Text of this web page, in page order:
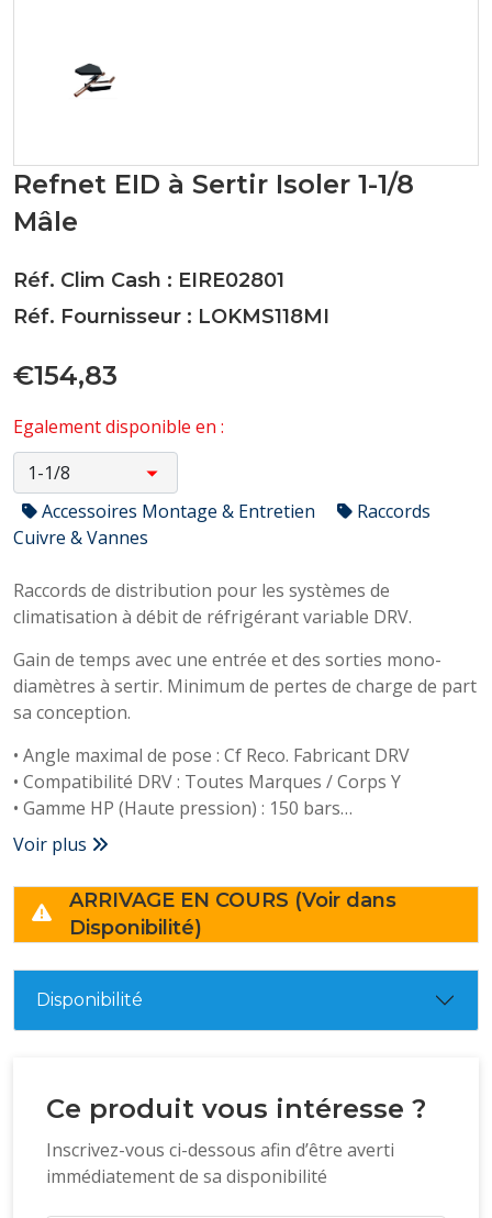
Refnet EID à Sertir Isoler 1-1/8
Mâle
Réf. Clim Cash : EIRE02801
Réf. Fournisseur : LOKMS118MI
€154,83
Egalement disponible en :
Accessoires Montage & Entretien
Raccords
Cuivre & Vannes
Raccords de distribution pour les systèmes de
climatisation à débit de réfrigérant variable DRV.
Gain de temps avec une entrée et des sorties mono-
diamètres à sertir. Minimum de pertes de charge de part
sa conception.
• Angle maximal de pose : Cf Reco. Fabricant DRV
• Compatibilité DRV : Toutes Marques / Corps Y
• Gamme HP (Haute pression) : 150 bars
• Cuivre mâle à sertir : Oui
• Double Coque Isolante : M1 13mm 116°C
• Entrées et sorties multi-diamètres Non (mono Ø)
Voir plus
ARRIVAGE EN COURS (Voir dans
Disponibilité)
Disponibilité
Ce produit vous intéresse ?
Inscrivez-vous ci-dessous afin d’être averti
immédiatement de sa disponibilité